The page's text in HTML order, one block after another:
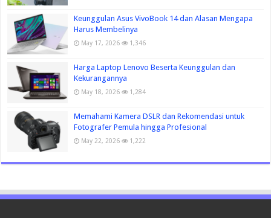
Keunggulan Asus VivoBook 14 dan Alasan Mengapa
Harus Membelinya
May 17, 2026 1,346
Harga Laptop Lenovo Beserta Keunggulan dan
Kekurangannya
May 18, 2026 1,284
Memahami Kamera DSLR dan Rekomendasi untuk
Fotografer Pemula hingga Profesional
May 22, 2026 1,222